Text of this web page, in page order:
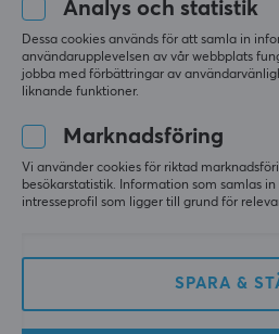
Analys och statistik
Dessa cookies används för att samla in
användarupplevelsen av vår webbplats
jobba med förbättringar av
liknande funktioner.
Marknadsföring
Vi använder cookies för riktad
besökarstatistik. Information som samlas in
intresseprofil som ligger till grund för
SPARA &